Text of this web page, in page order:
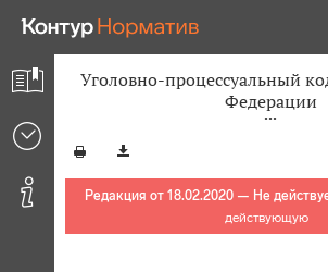
Уголовно-процессуальный
Федерации
Редакция от 18.02.2020 — Не
действующую